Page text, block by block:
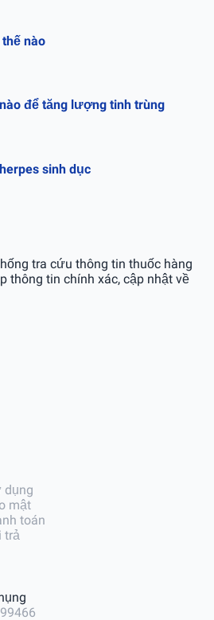
nào
để tăng lượng tinh trùng
sinh dục
tra cứu thông tin thuốc hàng
thông tin chính xác, cập nhật về
dụng
mật
toán
trả